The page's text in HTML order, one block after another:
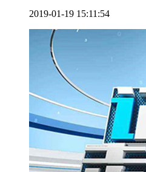
2019-01-19 15:11:54